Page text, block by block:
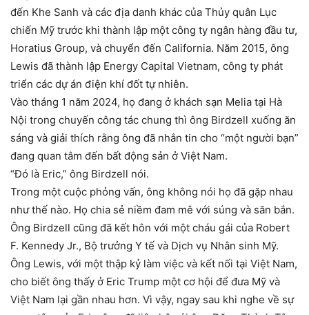
đến Khe Sanh và các địa danh khác của Thủy quân Lục
chiến Mỹ trước khi thành lập một công ty ngân hàng đầu tư,
Horatius Group, và chuyển đến California. Năm 2015, ông
Lewis đã thành lập Energy Capital Vietnam, công ty phát
triển các dự án điện khí đốt tự nhiên.
Vào tháng 1 năm 2024, họ đang ở khách sạn Melia tại Hà
Nội trong chuyến công tác chung thì ông Birdzell xuống ăn
sáng và giải thích rằng ông đã nhắn tin cho “một người bạn”
đang quan tâm đến bất động sản ở Việt Nam.
“Đó là Eric,” ông Birdzell nói.
Trong một cuộc phỏng vấn, ông không nói họ đã gặp nhau
như thế nào. Họ chia sẻ niềm đam mê với súng và săn bắn.
Ông Birdzell cũng đã kết hôn với một cháu gái của Robert
F. Kennedy Jr., Bộ trưởng Y tế và Dịch vụ Nhân sinh Mỹ.
Ông Lewis, với một thập kỷ làm việc và kết nối tại Việt Nam,
cho biết ông thấy ở Eric Trump một cơ hội để đưa Mỹ và
Việt Nam lại gần nhau hơn. Vì vậy, ngay sau khi nghe về sự